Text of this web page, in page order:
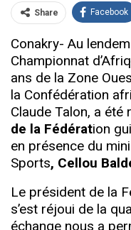
Share Facebook
Conakry- Au
Championnat
ans de la Zone
la Confédération
Claude Talon, a été
de la Fédération
en présence du
Sports, Cellou
Le président de la
s’est réjoui de la
échange nous a